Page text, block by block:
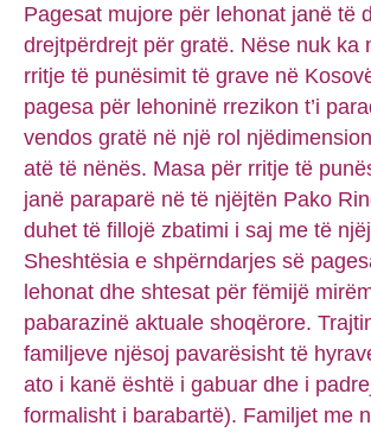
Pagesat mujore për lehonat janë të
drejtpërdrejt për gratë. Nëse nuk ka
rritje të punësimit të grave në
pagesa për lehoninë rrezikon t’i
vendos gratë në një rol
atë të nënës. Masa për rritje të
janë paraparë në të njëjtën Pako
duhet të fillojë zbatimi i saj me të
Sheshtësia e shpërndarjes së
lehonat dhe shtesat për fëmijë
pabarazinë aktuale shoqërore.
familjeve njësoj pavarësisht të
ato i kanë është i gabuar dhe i
formalisht i barabartë). Familjet me